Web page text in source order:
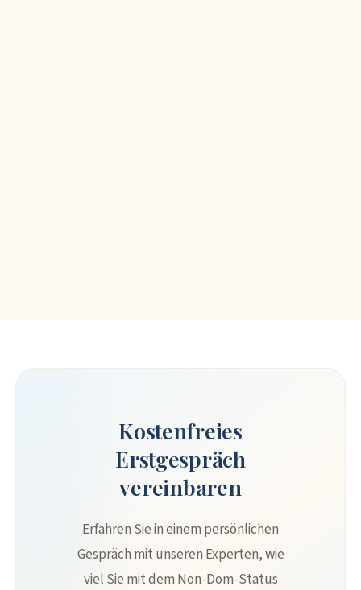
Kostenfreies
Erstgespräch
vereinbaren
Erfahren Sie in einem persönlichen
Gespräch mit unseren Experten, wie
viel Sie mit dem Non-Dom-Status